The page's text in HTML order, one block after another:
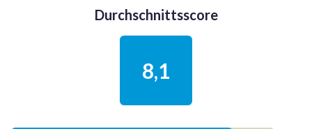
Durchschnittsscore
8,1